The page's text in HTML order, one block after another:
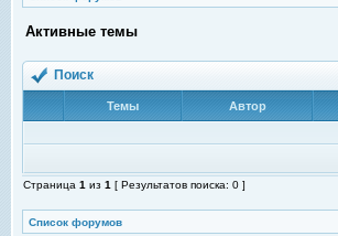
Активные темы
Поиск
Темы Автор
Страница 1 из 1 [ Результатов поиска: 0 ]
Список форумов